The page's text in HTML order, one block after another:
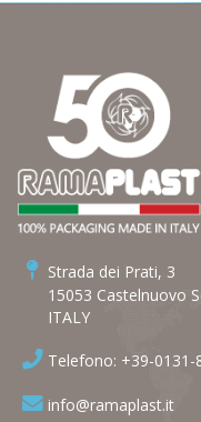
Strada dei Prati, 3
15053 Castelnuovo
ITALY
Telefono: +39-0131-
info@ramaplast.it